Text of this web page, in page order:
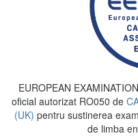
EUROPEAN
oficial autorizat RO050 de
(UK) pentru sustinerea
de limba